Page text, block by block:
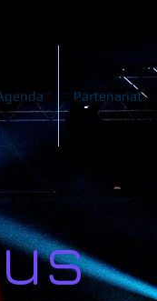
Partenariat